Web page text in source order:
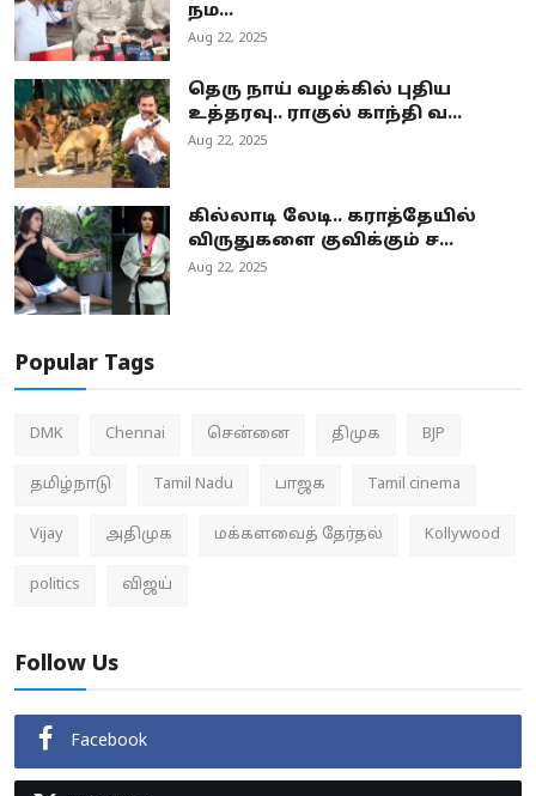
நம...
Aug 22, 2025
தெரு நாய் வழக்கில் புதிய
உத்தரவு.. ராகுல் காந்தி வ...
Aug 22, 2025
கில்லாடி லேடி.. கராத்தேயில்
விருதுகளை குவிக்கும் ச...
Aug 22, 2025
Popular Tags
DMK Chennai சென்னை திமுக BJP
தமிழ்நாடு Tamil Nadu பாஜக Tamil cinema
Vijay அதிமுக மக்களவைத் தேர்தல் Kollywood
politics விஜய்
Follow Us
Facebook